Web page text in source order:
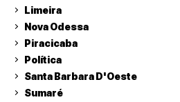
Limeira
Nova Odessa
Piracicaba
Política
Santa Barbara D'Oeste
Sumaré